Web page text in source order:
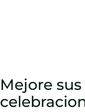
Mejore